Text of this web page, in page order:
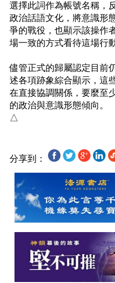
選擇此詞作為帳號名稱，
政治話語文化，將意識形
爭的戰役，也顯示該操作
場一致的方式看待這場行動
儘管正式的歸屬認定目前
述各項跡象綜合顯示，這
在直接協調關係，要麼至
的政治與意識形態傾向。
分享到：